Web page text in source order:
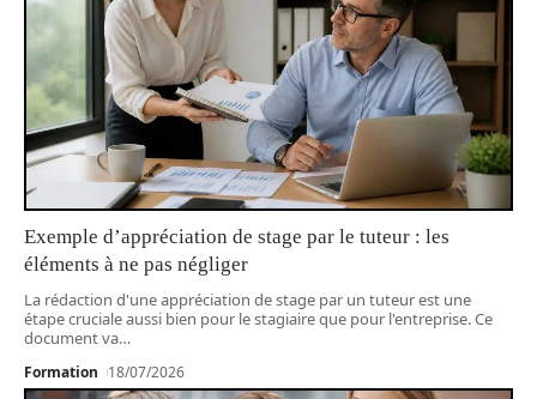
Exemple d’appréciation de stage par le tuteur : les
éléments à ne pas négliger
La rédaction d'une appréciation de stage par un tuteur est une
étape cruciale aussi bien pour le stagiaire que pour l'entreprise. Ce
document va…
Formation 18/07/2026